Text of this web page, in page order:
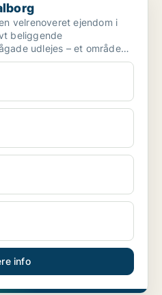
velrenoveret ejendom i
udlejes – et område
info